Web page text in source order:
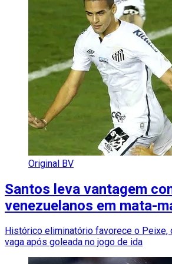
Original BV
Santos leva vantagem
venezuelanos em mata-
Histórico eliminatório favorece o Peixe,
vaga após goleada no jogo de ida